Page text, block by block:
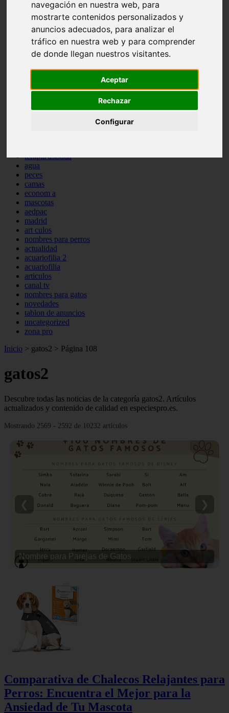
navegación en nuestra web, para
mostrarte contenidos personalizados y
anuncios adecuados, para analizar el
tráfico en nuestra web y para comprender
de donde llegan nuestros visitantes.
Aceptar
Rechazar
Configurar
protagonistas
reptiles
abandono
adopci n
ferias
higiene
acuario
comercios
viajar
terapia asistida
agua
peces
camas
econom a
mascotas
aedpac
madrid
art culos
nombres para perros
actualidad
acuariofilia 2
acuariofilia
articulos
canal tv
nombres para gatos
novedades
tablon de anuncios
uncategorized
zona pro
Inicio > gatos2 > Página 108
gatos2
Descubre todas las noticias de la categoría gatos2. Artículos
actualizados y contenido de calidad en especiespro.es.
Mostrando 2569 - 2592 de 10232 artículos
Nombre para Parejas de Gatos
❮ ❯
Comparativa de Chalecos Relajantes para
Perros: Encuentra el Mejor para la
Ansiedad de Tu Mascota